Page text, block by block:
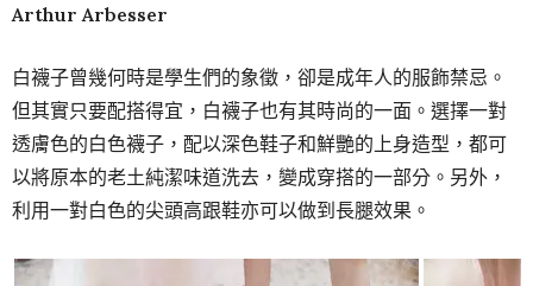
Arthur Arbesser
白襪子曾幾何時是學生們的象徵，卻是成年人的服飾禁忌。
但其實只要配搭得宜，白襪子也有其時尚的一面。選擇一對
透膚色的白色襪子，配以深色鞋子和鮮艷的上身造型，都可
以將原本的老土純潔味道洗去，變成穿搭的一部分。另外，
利用一對白色的尖頭高跟鞋亦可以做到長腿效果。